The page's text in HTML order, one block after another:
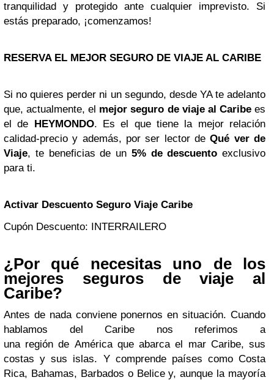
tranquilidad y protegido ante cualquier imprevisto. Si
estás preparado, ¡comenzamos!
RESERVA EL MEJOR SEGURO DE VIAJE AL CARIBE
Si no quieres perder ni un segundo, desde YA te adelanto
que, actualmente, el mejor seguro de viaje al Caribees
el de HEYMONDO. Es el que tiene la mejor relación
calidad-precio y además, por ser lector deQué ver de
Viaje, te beneficias de un 5% de descuento exclusivo
para ti.
Activar Descuento Seguro Viaje Caribe
Cupón Descuento: INTERRAILERO
¿Por qué necesitas uno de los
mejores seguros de viaje al
Caribe?
Antes de nada conviene ponernos en situación. Cuando
hablamos del Caribe nos referimos a
una región de América que abarca el mar Caribe, sus
costas y sus islas. Y comprende países como Costa
Rica, Bahamas, Barbados o Belice y, aunque la mayoría